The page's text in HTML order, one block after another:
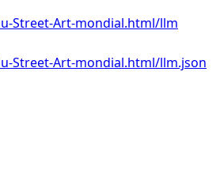
Street-Art-mondial.html/llm
Street-Art-mondial.html/llm.json